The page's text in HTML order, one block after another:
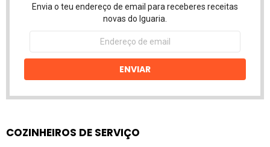
Envia o teu endereço de email para receberes receitas
novas do Iguaria.
Endereço
email
ENVIAR
COZINHEIROS DE SERVIÇO